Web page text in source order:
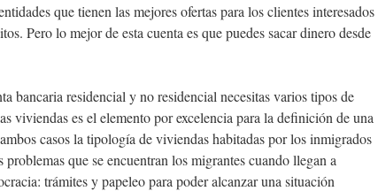
que tienen las mejores ofertas para los clientes interesados
Pero lo mejor de esta cuenta es que puedes sacar dinero desde
bancaria residencial y no residencial necesitas varios tipos de
viviendas es el elemento por excelencia para la definición de una
casos la tipología de viviendas habitadas por los inmigrados
que se encuentran los migrantes cuando llegan a
trámites y papeleo para poder alcanzar una situación